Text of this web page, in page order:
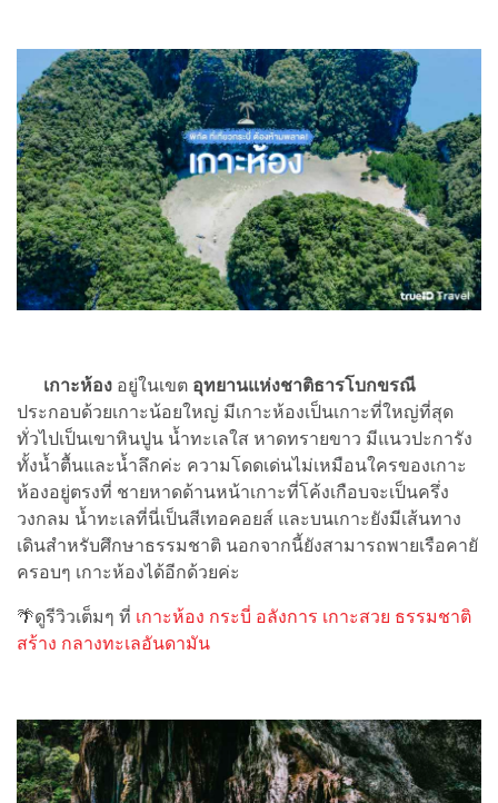
เกาะห้อง อยู่ในเขต อุทยานแห่งชาติธารโบกขรณี
ประกอบด้วยเกาะน้อยใหญ่ มีเกาะห้องเป็นเกาะที่ใหญ่ที่สุด
ทั่วไปเป็นเขาหินปูน น้ำทะเลใส หาดทรายขาว มีแนวปะการัง
ทั้งน้ำตื้นและน้ำลึกค่ะ ความโดดเด่นไม่เหมือนใครของเกาะ
ห้องอยู่ตรงที่ ชายหาดด้านหน้าเกาะที่โค้งเกือบจะเป็นครึ่ง
วงกลม น้ำทะเลที่นี่เป็นสีเทอคอยส์ และบนเกาะยังมีเส้นทาง
เดินสำหรับศึกษาธรรมชาติ นอกจากนี้ยังสามารถพายเรือคายั
ครอบๆ เกาะห้องได้อีกด้วยค่ะ
🌴ดูรีวิวเต็มๆ ที่ เกาะห้อง กระบี่ อลังการ เกาะสวย ธรรมชาติ
สร้าง กลางทะเลอันดามัน